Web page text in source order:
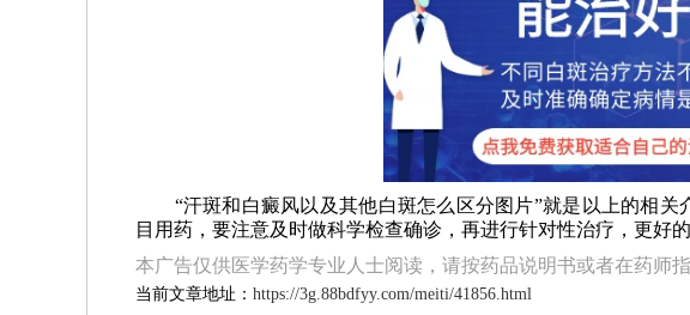
“汗斑和白癜风以及其他白斑怎么区分图片”就是以上的相关
目用药，要注意及时做科学检查确诊，再进行针对性治疗，更好的
本广告仅供医学药学专业人士阅读，请按药品说明书或者在药师
当前文章地址： https://3g.88bdfyy.com/meiti/41856.html